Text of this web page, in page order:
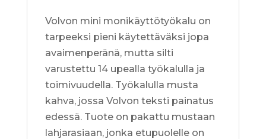
Volvon mini monikäyttötyökalu on
tarpeeksi pieni käytettäväksi jopa
avaimenperänä, mutta silti
varustettu 14 upealla työkalulla ja
toimivuudella. Työkalulla musta
kahva, jossa Volvon teksti painatus
edessä. Tuote on pakattu mustaan
lahjarasiaan, jonka etupuolelle on